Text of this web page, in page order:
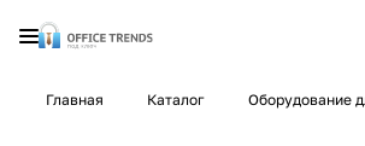
Главная Каталог Оборудование